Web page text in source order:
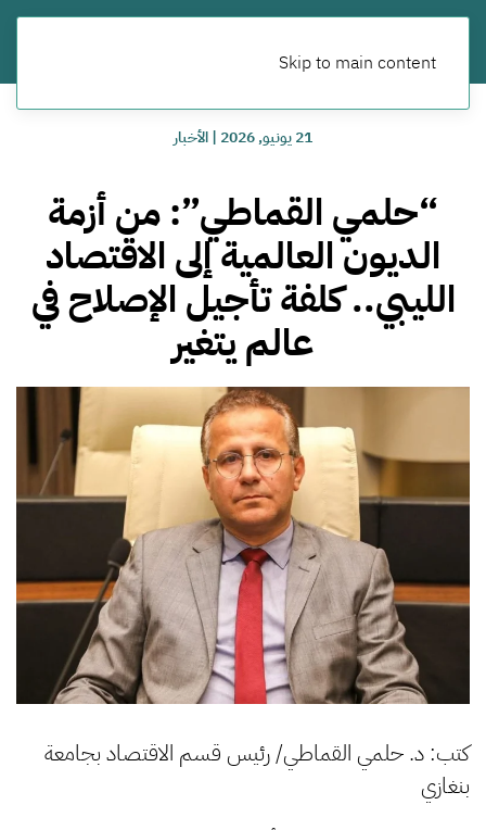
Skip to main content
21 يونيو, 2026 |الأخبار
“حلمي القماطي”: من أزمة
الديون العالمية إلى الاقتصاد
الليبي.. كلفة تأجيل الإصلاح في
عالم يتغير
كتب: د. حلمي القماطي/ رئيس قسم الاقتصاد بجامعة
بنغازي